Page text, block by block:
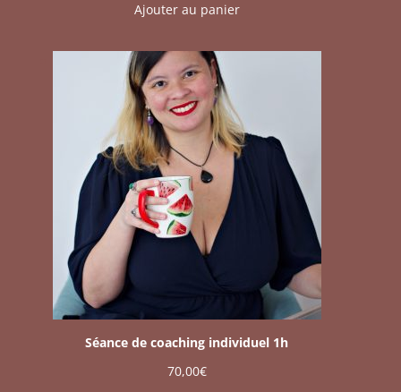
Ajouter au panier
Séance de coaching individuel 1h
70,00€